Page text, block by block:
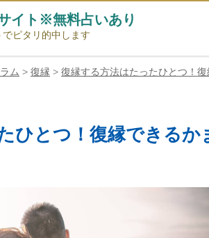
イト※無料占いあり
ピタリ的中します
ム > 復縁 > 復縁する方法はたったひとつ！
ひとつ！復縁できる